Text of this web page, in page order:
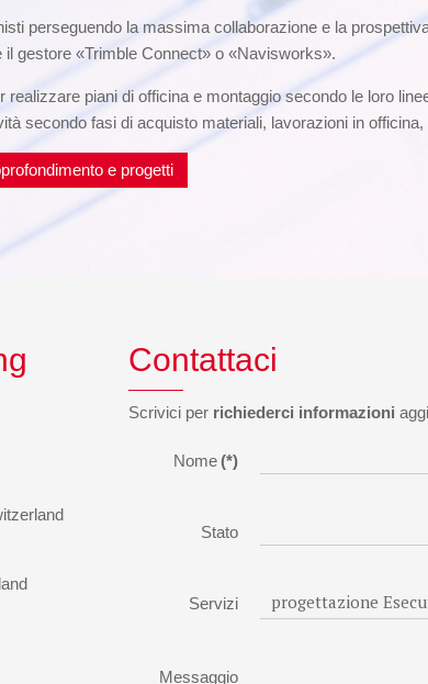
perseguendo la massima collaborazione e la
gestore «Trimble Connect» o «Navisworks».
piani di officina e montaggio secondo le loro
secondo fasi di acquisto materiali, lavorazioni in
e progetti
Contattaci
Scrivici per richiederci informazioni
Nome(*)
Stato
Servizi
Messaggio